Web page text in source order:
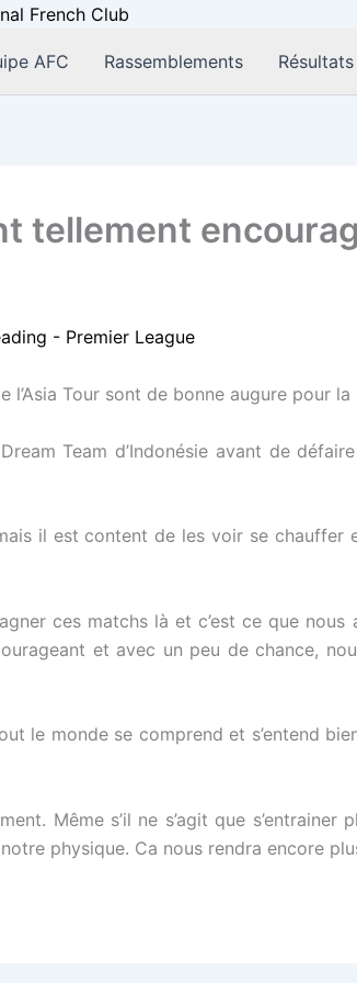
AFC Rassemblements
tellement
Tour sont de bonne augure pour la
Team d’Indonésie avant de
il est content de les voir se chauffer
ces matchs là et c’est ce que
et avec un peu de chance,
le monde se comprend et s’entend
Même s’il ne s’agit que s’entrainer
physique. Ca nous rendra encore